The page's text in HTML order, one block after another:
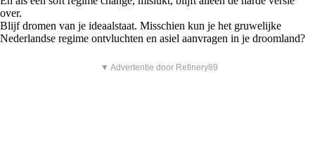
over.
Blijf dromen van je ideaalstaat. Misschien kun je het gruwelijke
Nederlandse regime ontvluchten en asiel aanvragen in je droomland?
▼ Advertentie door Refinery89